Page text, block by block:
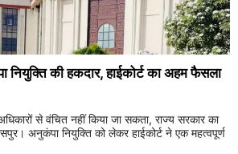
नियुक्ति की हकदार, हाईकोर्ट का अहम फैसला
से वंचित नहीं किया जा सकता, राज्य सरकार का
अनुकंपा नियुक्ति को लेकर हाईकोर्ट ने एक महत्वपूर्ण